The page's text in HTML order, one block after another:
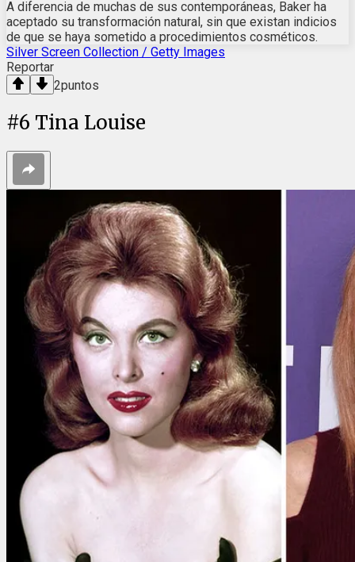
A diferencia de muchas de sus contemporáneas, Baker ha
aceptado su transformación natural, sin que existan indicios
de que se haya sometido a procedimientos cosméticos.
Silver Screen Collection / Getty Images
Reportar
2puntos
#6 Tina Louise